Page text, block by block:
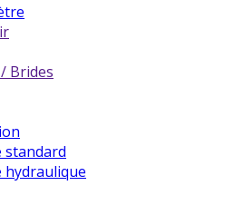
Brides
standard
hydraulique